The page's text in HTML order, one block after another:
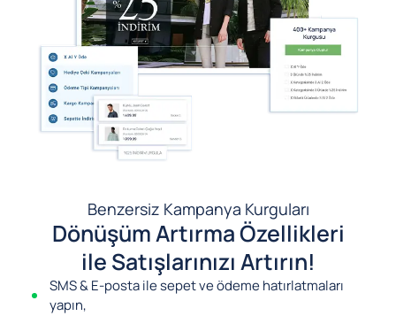
Benzersiz Kampanya Kurguları
Dönüşüm Artırma Özellikleri
ile Satışlarınızı Artırın!
SMS & E-posta ile sepet ve ödeme hatırlatmaları
yapın,